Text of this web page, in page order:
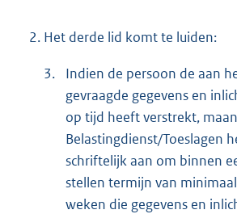
2. Het derde lid komt te luiden:
3.
Indien de persoon de aan
gevraagde gegevens en
op tijd heeft verstrekt,
Belastingdienst/Toeslagen
schriftelijk aan om binnen
stellen termijn van
weken die gegevens en